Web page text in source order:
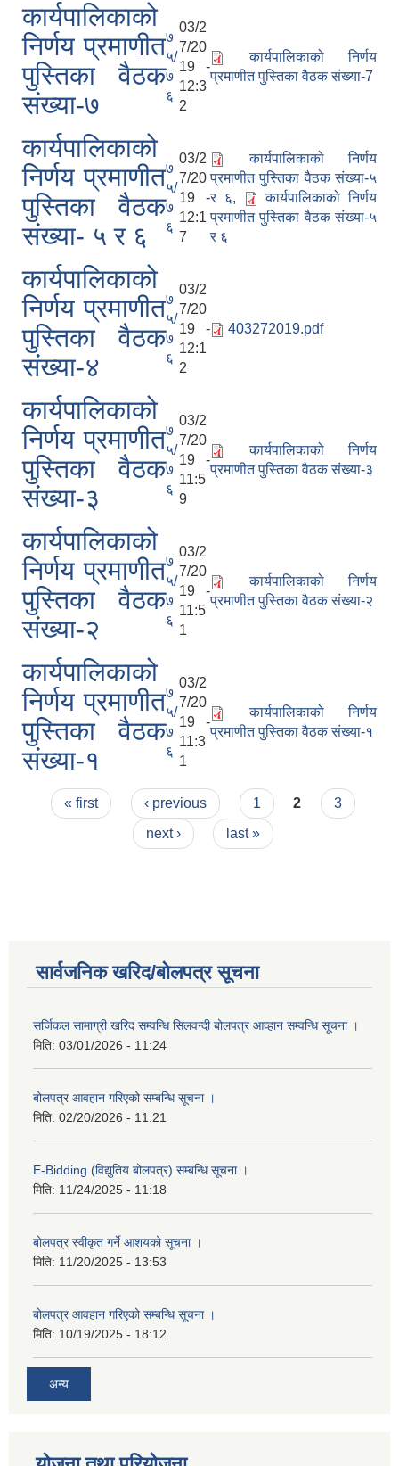
कार्यपालिकाको
निर्णय प्रमाणीत
पुस्तिका वैठक
संख्या-७
७
५/
७
६
03/2
7/20
19 -
12:3
2
कार्यपालिकाको निर्णय
प्रमाणीत पुस्तिका वैठक संख्या-7
कार्यपालिकाको
निर्णय प्रमाणीत
पुस्तिका वैठक
संख्या- ५ र ६
७
५/
७
६
03/2
7/20
19 -
12:1
7
कार्यपालिकाको निर्णय
प्रमाणीत पुस्तिका वैठक संख्या-५
र ६,
कार्यपालिकाको निर्णय
प्रमाणीत पुस्तिका वैठक संख्या-५
र ६
कार्यपालिकाको
निर्णय प्रमाणीत
पुस्तिका वैठक
संख्या-४
७
५/
७
६
03/2
7/20
19 -
12:1
2
403272019.pdf
कार्यपालिकाको
निर्णय प्रमाणीत
पुस्तिका वैठक
संख्या-३
७
५/
७
६
03/2
7/20
19 -
11:5
9
कार्यपालिकाको निर्णय
प्रमाणीत पुस्तिका वैठक संख्या-३
कार्यपालिकाको
निर्णय प्रमाणीत
पुस्तिका वैठक
संख्या-२
७
५/
७
६
03/2
7/20
19 -
11:5
1
कार्यपालिकाको निर्णय
प्रमाणीत पुस्तिका वैठक संख्या-२
कार्यपालिकाको
निर्णय प्रमाणीत
पुस्तिका वैठक
संख्या-१
७
५/
७
६
03/2
7/20
19 -
11:3
1
कार्यपालिकाको निर्णय
प्रमाणीत पुस्तिका वैठक संख्या-१
Pages
« first ‹ previous 1 2
3
next ›
last »
सार्वजनिक खरिद/बोलपत्र सूचना
सर्जिकल सामाग्री खरिद सम्वन्धि सिलवन्दी बोलपत्र आव्हान सम्वन्धि सूचना ।
मिति: 03/01/2026 - 11:24
बोलपत्र आवहान गरिएको सम्बन्धि सूचना ।
मिति: 02/20/2026 - 11:21
E-Bidding (विद्युतिय बोलपत्र) सम्बन्धि सूचना ।
मिति: 11/24/2025 - 11:18
बोलपत्र स्वीकृत गर्ने आशयको सूचना ।
मिति: 11/20/2025 - 13:53
बोलपत्र आवहान गरिएको सम्बन्धि सूचना ।
मिति: 10/19/2025 - 18:12
अन्य